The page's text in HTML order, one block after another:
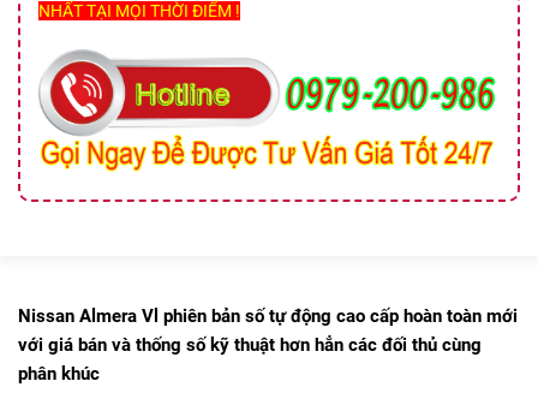
NHẤT TẠI MỌI THỜI ĐIỂM !
Nissan Almera Vl phiên bản số tự động cao cấp hoàn toàn mới
với giá bán và thống số kỹ thuật hơn hẳn các đối thủ cùng
phân khúc